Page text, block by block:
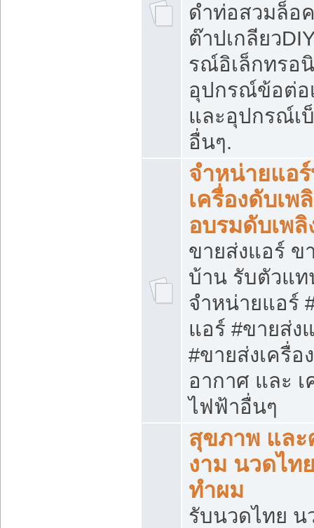
ดำท่อสวมล็อ
ต๊าปเกลียว
รณ์อิเล็กทรอ
อุปกรณ์ข้อต่อ
และอุปกรณ์เ
อื่นๆ.
จำหน่ายแอ
เครื่องดับเพ
อบรมดับเพลิ
ขายส่งแอร์ ข
บ้าน รับตัวแท
จำหน่ายแอร์
แอร์ #ขายส่ง
#ขายส่งเครื่อ
อากาศ และ เ
ไฟฟ้าอื่นๆ
สุขภาพ และ
งาม นวดไท
ทำผม
รับนวดไทย น